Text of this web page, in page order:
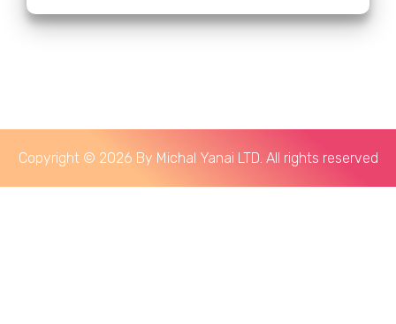
Copyright © 2026 By Michal Yanai LTD. All rights reserved